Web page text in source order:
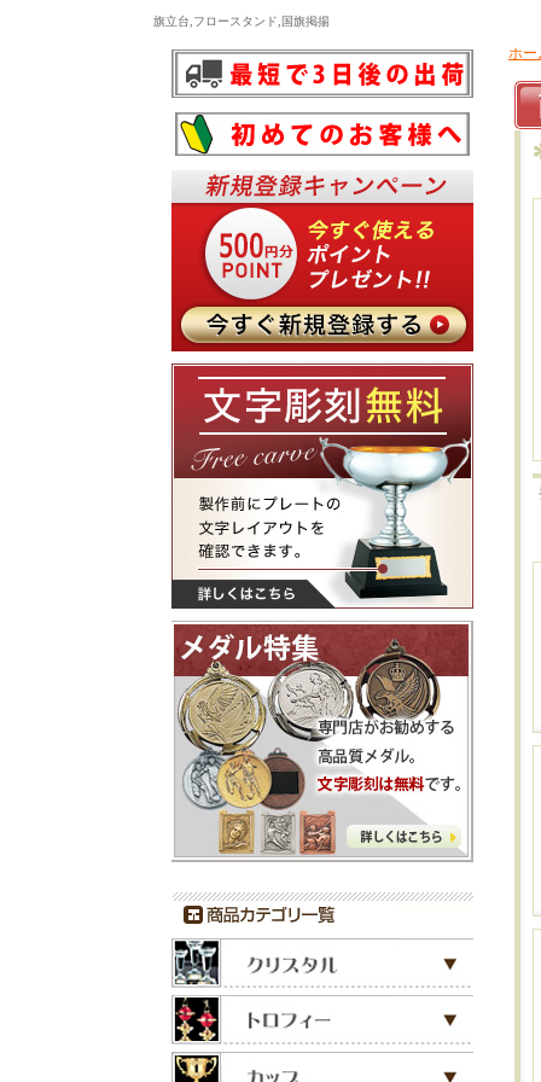
旗立台,フロースタンド,国旗掲揚
ホー